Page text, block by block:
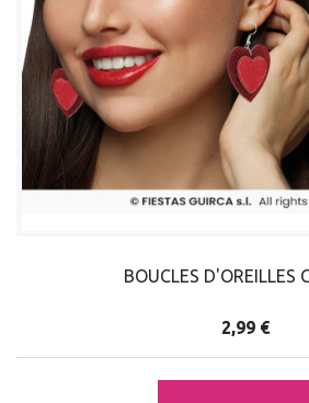
BOUCLES D'OREILLES
2,99 €